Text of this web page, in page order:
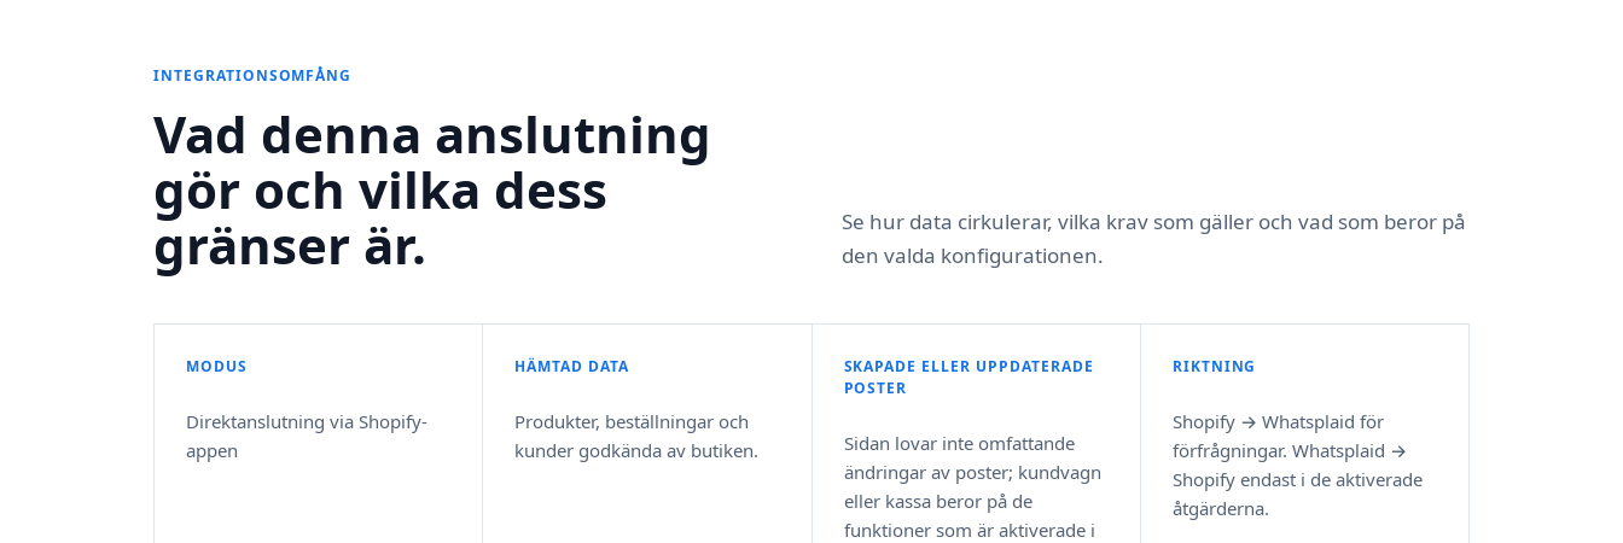
INTEGRATIONSOMFÅNG
Vad denna anslutning
gör och vilka dess
gränser är.
Se hur data cirkulerar, vilka krav som gäller och vad som beror på
den valda konfigurationen.
MODUS
Direktanslutning via Shopify-
appen
HÄMTAD DATA
Produkter, beställningar och
kunder godkända av butiken.
SKAPADE ELLER UPPDATERADE
POSTER
Sidan lovar inte omfattande
ändringar av poster; kundvagn
eller kassa beror på de
funktioner som är aktiverade i
RIKTNING
Shopify → Whatsplaid för
förfrågningar. Whatsplaid →
Shopify endast i de aktiverade
åtgärderna.